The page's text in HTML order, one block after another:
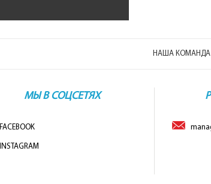
НАША КОМАНДА
МЫ В СОЦСЕТЯХ
FACEBOOK
INSTAGRAM